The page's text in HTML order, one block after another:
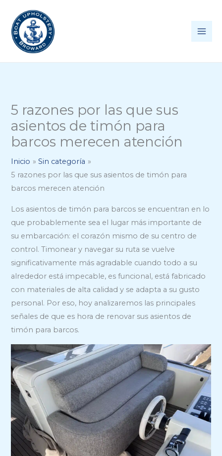
contenido
5 razones por las que sus
asientos de timón para
barcos merecen atención
Inicio
Sin categoría
5 razones por las que sus asientos de timón para
barcos merecen atención
Los asientos de timón para barcos se encuentran en lo
que probablemente sea el lugar más importante de
su embarcación: el corazón mismo de su centro de
control. Timonear y navegar su ruta se vuelve
significativamente más agradable cuando todo a su
alrededor está impecable, es funcional, está fabricado
con materiales de alta calidad y se adapta a su gusto
personal. Por eso, hoy analizaremos las principales
señales de que es hora de renovar sus asientos de
timón para barcos.